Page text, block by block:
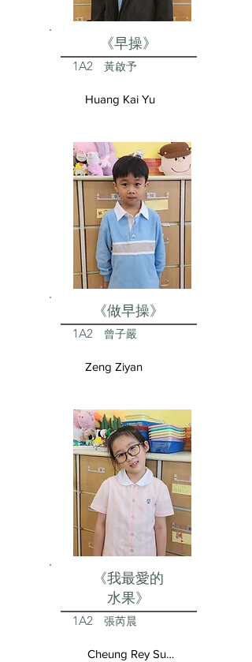
《早操》
1A2 黃啟予
Huang Kai Yu
《做早操》
1A2 曾子嚴
Zeng Ziyan
《我最愛的
水果》
1A2 張芮晨
Cheung Rey Sun Vivienne